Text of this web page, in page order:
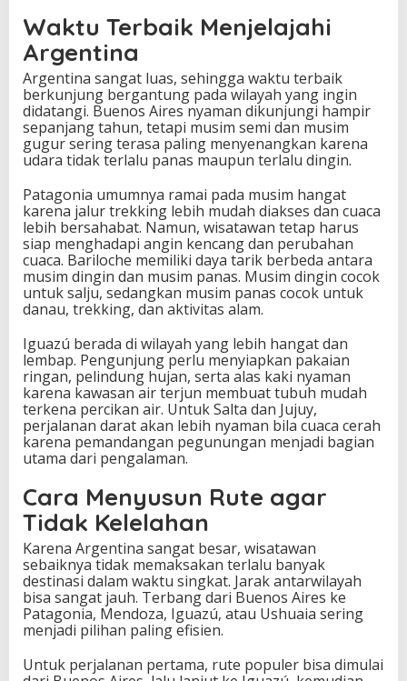
Waktu Terbaik Menjelajahi
Argentina
Argentina sangat luas, sehingga waktu terbaik
berkunjung bergantung pada wilayah yang ingin
didatangi. Buenos Aires nyaman dikunjungi hampir
sepanjang tahun, tetapi musim semi dan musim
gugur sering terasa paling menyenangkan karena
udara tidak terlalu panas maupun terlalu dingin.
Patagonia umumnya ramai pada musim hangat
karena jalur trekking lebih mudah diakses dan cuaca
lebih bersahabat. Namun, wisatawan tetap harus
siap menghadapi angin kencang dan perubahan
cuaca. Bariloche memiliki daya tarik berbeda antara
musim dingin dan musim panas. Musim dingin cocok
untuk salju, sedangkan musim panas cocok untuk
danau, trekking, dan aktivitas alam.
Iguazú berada di wilayah yang lebih hangat dan
lembap. Pengunjung perlu menyiapkan pakaian
ringan, pelindung hujan, serta alas kaki nyaman
karena kawasan air terjun membuat tubuh mudah
terkena percikan air. Untuk Salta dan Jujuy,
perjalanan darat akan lebih nyaman bila cuaca cerah
karena pemandangan pegunungan menjadi bagian
utama dari pengalaman.
Cara Menyusun Rute agar
Tidak Kelelahan
Karena Argentina sangat besar, wisatawan
sebaiknya tidak memaksakan terlalu banyak
destinasi dalam waktu singkat. Jarak antarwilayah
bisa sangat jauh. Terbang dari Buenos Aires ke
Patagonia, Mendoza, Iguazú, atau Ushuaia sering
menjadi pilihan paling efisien.
Untuk perjalanan pertama, rute populer bisa dimulai